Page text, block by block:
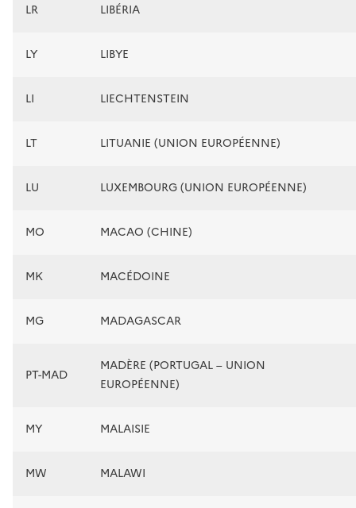
LR LIBÉRIA
LY LIBYE
LI LIECHTENSTEIN
LT LITUANIE (UNION EUROPÉENNE)
LU LUXEMBOURG (UNION EUROPÉENNE)
MO MACAO (CHINE)
MK MACÉDOINE
MG MADAGASCAR
PT-MAD
MADÈRE (PORTUGAL – UNION
EUROPÉENNE)
MY MALAISIE
MW MALAWI